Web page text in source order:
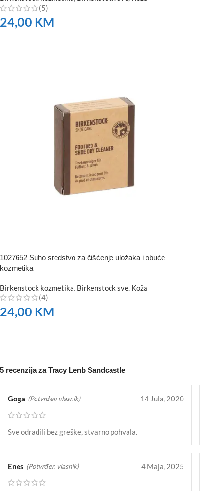
(5)
24,00 KM
1027652 Suho sredstvo za čišćenje uložaka i obuće –
kozmetika
Birkenstock kozmetika, Birkenstock sve, Koža
(4)
24,00 KM
5 recenzija zaTracy Lenb Sandcastle
Goga (Potvrđen vlasnik) 14 Jula, 2020
Sve odradili bez greške, stvarno pohvala.
Enes (Potvrđen vlasnik) 4 Maja, 2025